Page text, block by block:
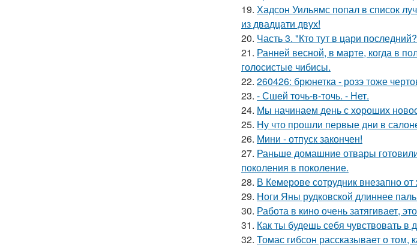
19. Хадсон Уильямс попал в список
из двадцати двух!
20. Часть 3. "Кто тут в цари последний?
21. Ранней весной, в марте, когда в
голосистые чибисы.
22. 260426: брюнетка - розэ тоже
23. - Сшей точь-в-точь. - Нет.
24. Мы начинаем день с хороших
25. Ну что прошли первые дни в
26. Мини - отпуск закончен!
27. Раньше домашние отвары
поколения в поколение.
28. В Кемерове сотрудник внезапно
29. Ноги Яны рудковской длиннее
30. Работа в кино очень затягивает,
31. Как ты будешь себя чувствовать в
32. Томас гибсон рассказывает о том,